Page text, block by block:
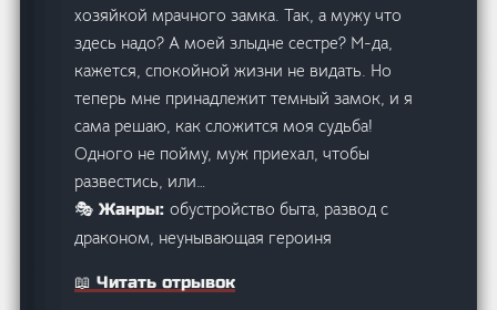
хозяйкой мрачного замка. Так, а мужу что
здесь надо? А моей злыдне сестре? М-да,
кажется, спокойной жизни не видать. Но
теперь мне принадлежит темный замок, и я
сама решаю, как сложится моя судьба!
Одного не пойму, муж приехал, чтобы
развестись, или…
🎭 Жанры:обустройство быта, развод с
драконом, неунывающая героиня
📖 Читать отрывок